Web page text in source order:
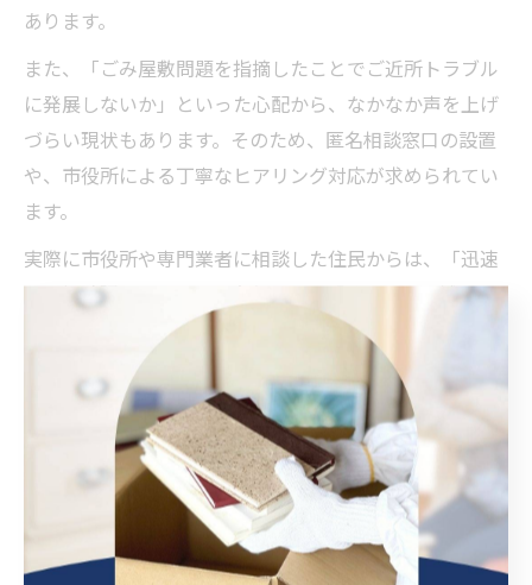
あります。
また、「ごみ屋敷問題を指摘したことでご近所トラブル
に発展しないか」といった心配から、なかなか声を上げ
づらい現状もあります。そのため、匿名相談窓口の設置
や、市役所による丁寧なヒアリング対応が求められてい
ます。
実際に市役所や専門業者に相談した住民からは、「迅速
に現場確認してもらえて安心した」「清掃後、地域の雰
囲気が明るくなった」といった前向きな意見も聞かれま
す。地域ぐるみで支え合う意識が、ごみ屋敷問題の解決
と再発防止につながる重要なポイントです。
ごみ屋敷を防ぐ秋田市での具体策
とは